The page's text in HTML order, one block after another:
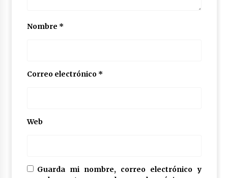
Nombre *
Correo electrónico *
Web
Guarda mi nombre, correo electrónico y